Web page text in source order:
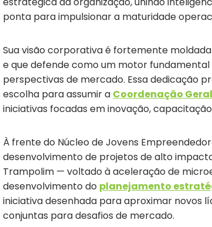
ponta para impulsionar a maturidade
Sua visão corporativa é fortemente
e que defende como um motor
perspectivas de mercado. Essa dedicação
escolha para assumir a Coordenação
iniciativas focadas em inovação,
À frente do Núcleo de Jovens
desenvolvimento de projetos de alto
Trampolim — voltado à aceleração de
desenvolvimento do planejamento
iniciativa desenhada para aproximar novos
conjuntas para desafios de mercado.